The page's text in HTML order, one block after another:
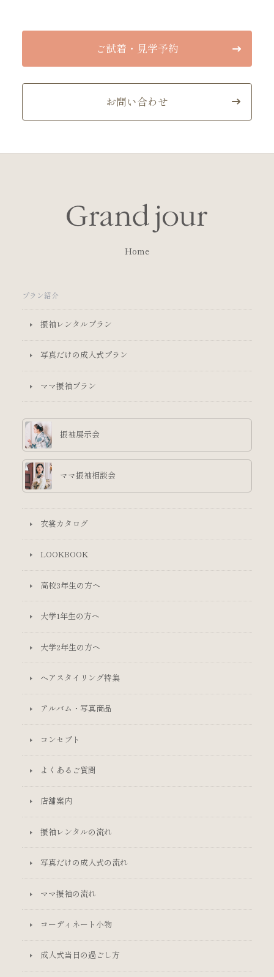
ご試着・見学予約
お問い合わせ
Home
プラン紹介
振袖レンタルプラン
写真だけの成人式プラン
ママ振袖プラン
振袖展示会
ママ振袖相談会
衣裳カタログ
LOOKBOOK
高校3年生の方へ
大学1年生の方へ
大学2年生の方へ
ヘアスタイリング特集
アルバム・写真商品
コンセプト
よくあるご質問
店舗案内
振袖レンタルの流れ
写真だけの成人式の流れ
ママ振袖の流れ
コーディネート小物
成人式当日の過ごし方